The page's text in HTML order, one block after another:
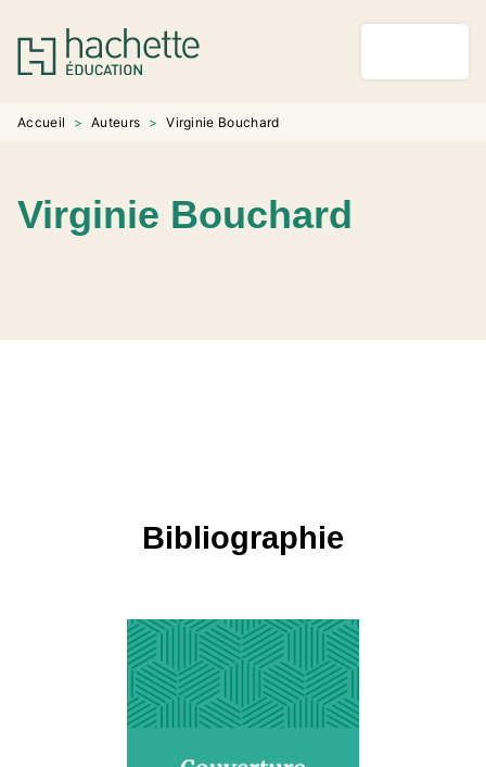
MENU RECHERCHE
PIED DE PAGE
Accueil > Auteurs > Virginie Bouchard
Virginie Bouchard
Bibliographie